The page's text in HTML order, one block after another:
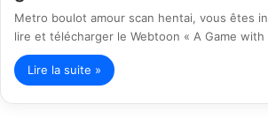
Metro boulot amour scan hentai, vous êtes
lire et télécharger le Webtoon « A Game
Lire la suite »